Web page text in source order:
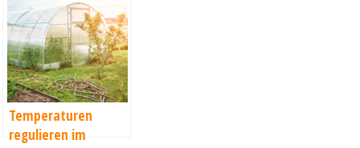
Temperaturen
regulieren im